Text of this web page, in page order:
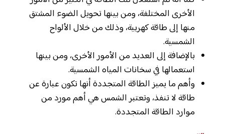
الأخرى المختلفة، ومن بينها تحويل الضوء المشتق
منها إلى طاقة كهربية، وذلك من خلال الألواح
الشمسية.
بالإضافة إلى العديد من الأمور الأخرى، ومن بينها
استعمالها في سخانات المياه الشمسية.
وأهم ما يميز الطاقة المتجددة أنها تكون عبارة عن
طاقة لا تنفذ، وتعتبر الشمس هي أهم مورد من
موارد الطاقة المتجددة.